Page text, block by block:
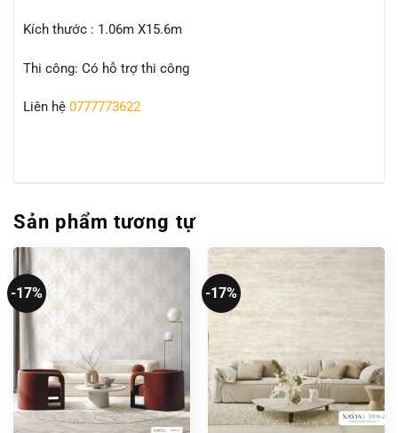
Kích thước : 1.06m X15.6m
Thi công: Có hỗ trợ thi công
Liên hệ 0777773622
Sản phẩm tương tự
-17% -17%